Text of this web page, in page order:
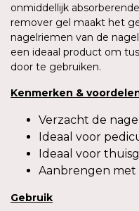
onmiddellijk
remover gel maakt het
nagelriemen van de
een ideaal product om
door te gebruiken.
Kenmerken &
Verzacht de
Ideaal voor
Ideaal voor
Aanbrengen met
Gebruik